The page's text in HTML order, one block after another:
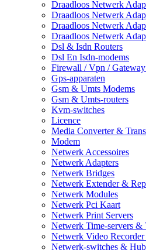
Draadloos Netwerk
Draadloos Netwerk
Draadloos Netwerk
Draadloos Netwerk
Dsl & Isdn Routers
Dsl En Isdn-modems
Firewall / Vpn /
Gps-apparaten
Gsm & Umts Modems
Gsm & Umts-routers
Kvm-switches
Licence
Media Converter &
Modem
Netwerk Accessoires
Netwerk Adapters
Netwerk Bridges
Netwerk Extender &
Netwerk Modules
Netwerk Pci Kaart
Netwerk Print Servers
Netwerk Time-servers &
Netwerk Video
Netwerk-switches &